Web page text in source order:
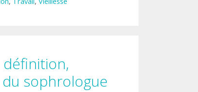
définition,
sophrologue